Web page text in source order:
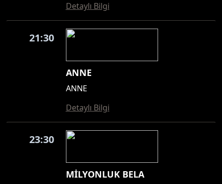
Detaylı Bilgi
21:30
ANNE
ANNE
Detaylı Bilgi
23:30
MİLYONLUK BELA